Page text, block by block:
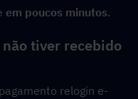
em poucos minutos.
tiver recebido
relogin e-